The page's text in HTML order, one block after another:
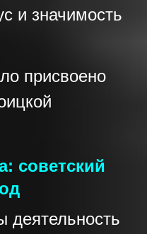
и значимость
присвоено
советский
деятельность